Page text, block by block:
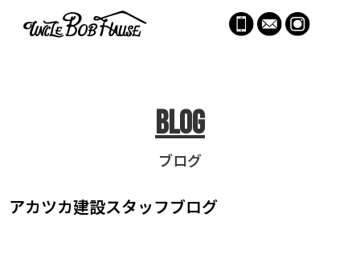
Blog
ブログ
アカツカ建設スタッフブログ